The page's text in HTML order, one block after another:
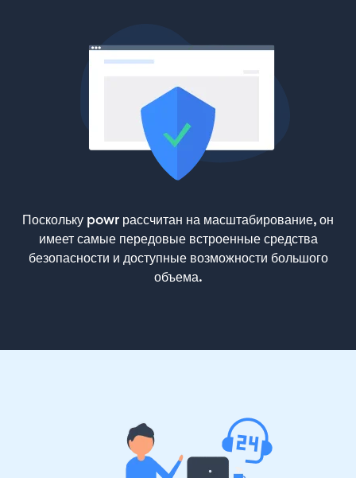
Поскольку powr рассчитан на масштабирование, он
имеет самые передовые встроенные средства
безопасности и доступные возможности большого
объема.